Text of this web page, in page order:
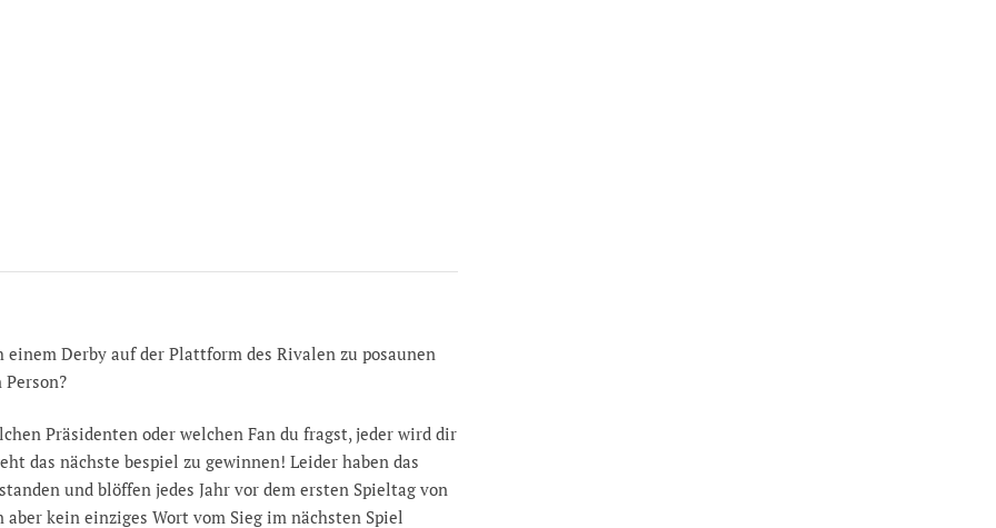
Derby auf der Plattform des Rivalen zu posaunen
Präsidenten oder welchen Fan du fragst, jeder wird dir
das nächste bespiel zu gewinnen! Leider haben das
und blöffen jedes Jahr vor dem ersten Spieltag von
kein einziges Wort vom Sieg im nächsten Spiel